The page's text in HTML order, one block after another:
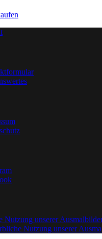
Nutzung unserer
Nutzung unserer